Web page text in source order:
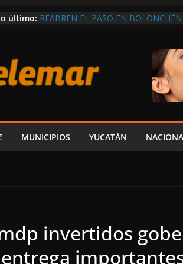
último: REABREN EL PASO EN
POR CARMEN, RECONOCE
VÍCTOR SARMIENTO ENTREGA EL
INFORME DE LAYDA AL CONGRESO
LUJOS SUBSIDIADOS
AHORA BALAZOS EN LERMA;
MUNICIPIOS YUCATÁN
invertidos